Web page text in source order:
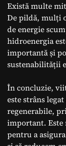
Există multe
De pildă, mulți
de energie
hidroenergia
importantă și
sustenabilității
În concluzie,
este strâns
regenerabile,
important. Este
pentru a